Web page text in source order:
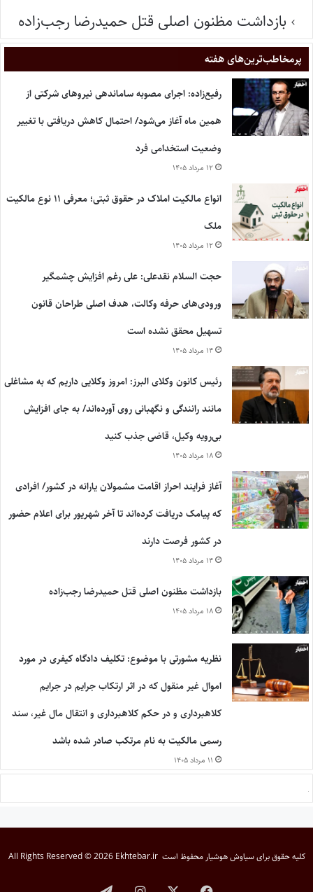
بازداشت مظنون اصلی قتل حمیدرضا رجب‌زاده
پر‌مخاطب‌ترین‌های هفته
رفیع‌زاده: اجرای مصوبه ساماندهی نیروهای شرکتی از
همین ماه آغاز می‌شود/ احتمال کاهش دریافتی با تغییر
وضعیت استخدامی فرد
۱۲ مرداد ۱۴۰۵
انواع مالکیت املاک در حقوق ثبتی؛ معرفی ۱۱ نوع مالکیت
ملک
۱۲ مرداد ۱۴۰۵
حجت السلام نقدعلی: علی رغم افزایش چشمگیر
ورودی‌های حرفه وکالت، هدف اصلی طراحان قانون
تسهیل محقق نشده است
۱۴ مرداد ۱۴۰۵
رئیس کانون وکلای البرز: امروز وکلایی داریم که به مشاغلی
مانند رانندگی و نگهبانی روی آورده‌اند/ به جای افزایش
بی‌رویه وکیل، قاضی جذب کنید
۱۸ مرداد ۱۴۰۵
آغاز فرایند احراز اقامت مشمولان یارانه در کشور/ افرادی
که پیامک دریافت کرده‌اند تا آخر شهریور برای اعلام حضور
در کشور فرصت دارند
۱۴ مرداد ۱۴۰۵
بازداشت مظنون اصلی قتل حمیدرضا رجب‌زاده
۱۸ مرداد ۱۴۰۵
نظریه مشورتی با موضوع: تکلیف دادگاه کیفری در مورد
اموال غیر منقول که در اثر ارتکاب جرایم در جرایم
کلاهبرداری و در حکم کلاهبرداری و انتقال مال غیر، سند
رسمی مالکیت به نام مرتکب صادر شده باشد
۱۱ مرداد ۱۴۰۵
کلیه حقوق برایسیاوش هوشیار محفوظ است All Rights Reserved © 2026 Ekhtebar.ir